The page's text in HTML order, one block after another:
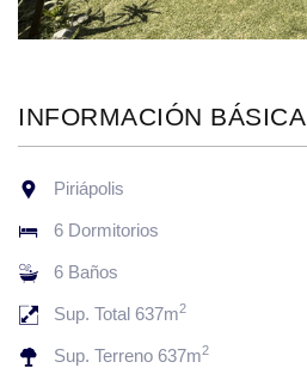
INFORMACIÓN BÁSICA
Piriápolis
6 Dormitorios
6 Baños
Sup. Total 637m2
Sup. Terreno 637m2